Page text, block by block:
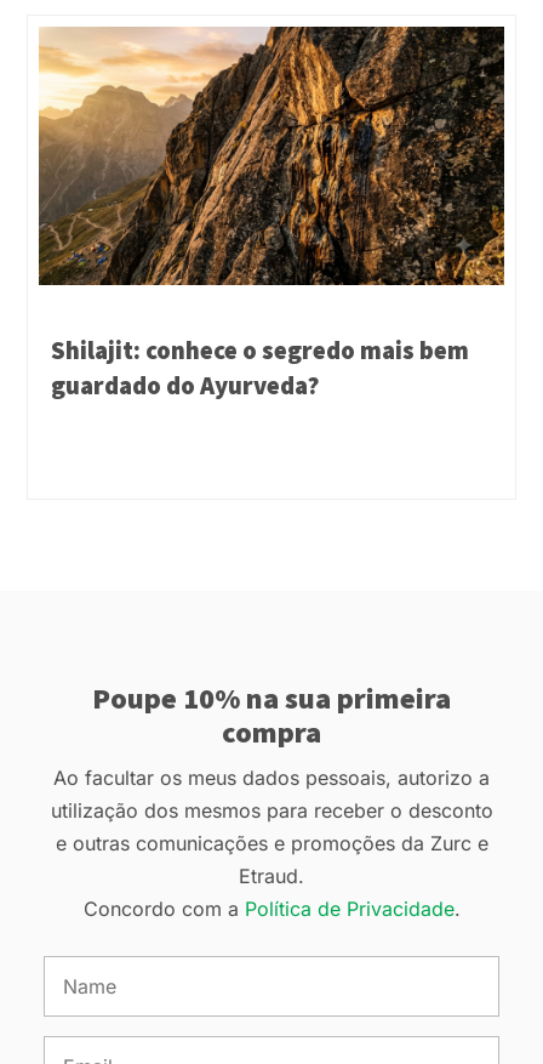
Shilajit: conhece o segredo mais bem
guardado do Ayurveda?
Poupe 10% na sua primeira
compra
Ao facultar os meus dados pessoais, autorizo a
utilização dos mesmos para receber o desconto
e outras comunicações e promoções da Zurc e
Etraud.
Concordo com a Política de Privacidade.